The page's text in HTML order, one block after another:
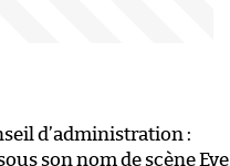
d’administration :
son nom de scène Eve